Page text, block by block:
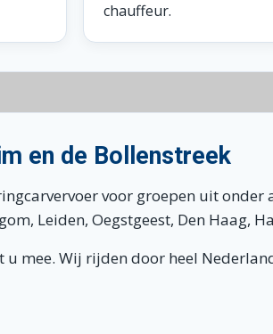
chauffeur.
en de Bollenstreek
voor groepen uit onder
Leiden, Oegstgeest, Den Haag,
mee. Wij rijden door heel